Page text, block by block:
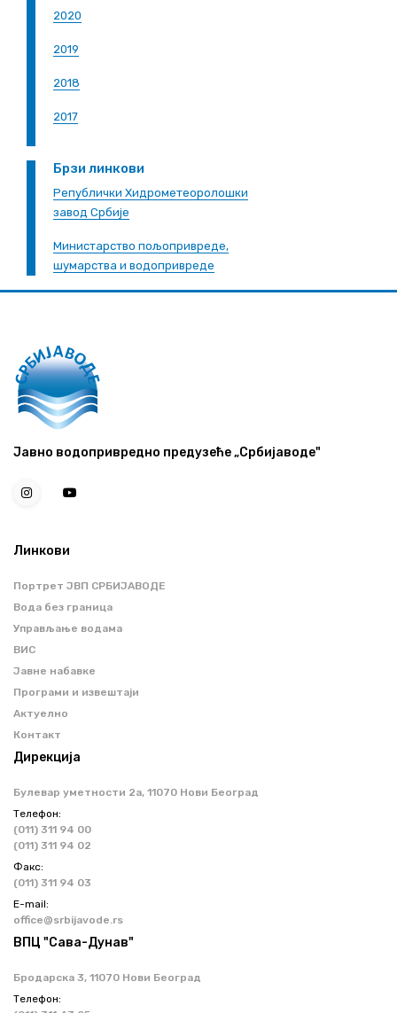
2020
2019
2018
2017
Брзи линкови
Републички Хидрометеоролошки
завод Србије
Министарство пољопривреде,
шумарства и водопривреде
Јавно водопривредно предузеће „Србијаводе"
Линкови
Портрет ЈВП СРБИЈАВОДЕ
Вода без граница
Управљање водама
ВИС
Јавне набавке
Програми и извештаји
Актуелно
Контакт
Дирекција
Булевар уметности 2a, 11070 Нови Београд
Телефон:
(011) 311 94 00
(011) 311 94 02
Факс:
(011) 311 94 03
Е-mail:
office@srbijavode.rs
ВПЦ "Сава-Дунав"
Бродарска 3, 11070 Нови Београд
Телефон: